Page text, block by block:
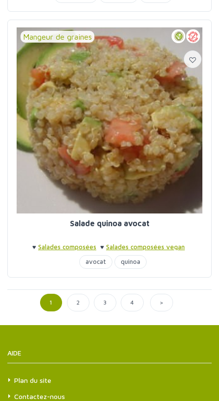
Mangeur de graines
Salade quinoa avocat
♥ Salades composées ♥ Salades composées vegan
avocat
quinoa
1 2 3 4 >
AIDE
Plan du site
Contactez-nous